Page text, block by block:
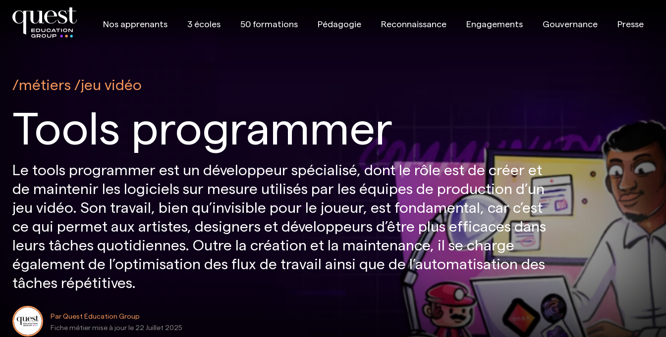
Nos apprenants 3 écoles 50 formations Pédagogie Reconnaissance Engagements Gouvernance Presse
métiers jeu vidéo
Tools programmer
Le tools programmer est un développeur spécialisé, dont le rôle est de créer et
de maintenir les logiciels sur mesure utilisés par les équipes de production d’un
jeu vidéo. Son travail, bien qu’invisible pour le joueur, est fondamental, car c’est
ce qui permet aux artistes, designers et développeurs d’être plus efficaces dans
leurs tâches quotidiennes. Outre la création et la maintenance, il se charge
également de l’optimisation des flux de travail ainsi que de l’automatisation des
tâches répétitives.
Par Quest Education Group
Fiche métier mise à jour le 22 Juillet 2025